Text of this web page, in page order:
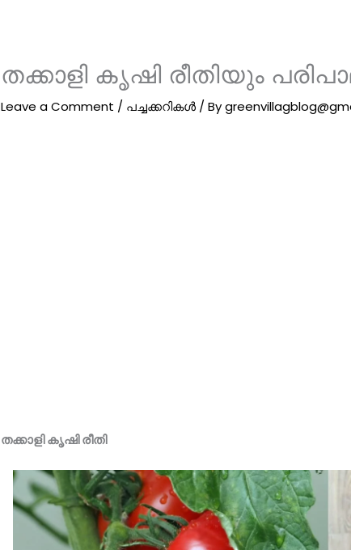
തക്കാളി കൃഷി രീതിയും
Leave a Comment / പച്ചക്കറികൾ / By
തക്കാളി കൃഷി രീതി